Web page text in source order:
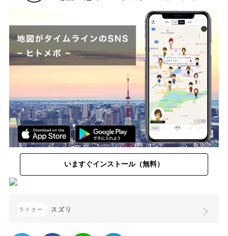
いますぐインストール（無料）
ライター スズリ